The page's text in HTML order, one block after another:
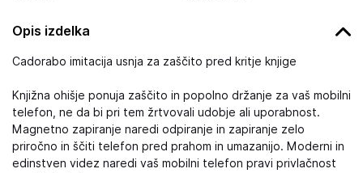
Opis izdelka
Cadorabo imitacija usnja za zaščito pred kritje knjige
Knjižna ohišje ponuja zaščito in popolno držanje za vaš mobilni
telefon, ne da bi pri tem žrtvovali udobje ali uporabnost.
Magnetno zapiranje naredi odpiranje in zapiranje zelo
priročno in ščiti telefon pred prahom in umazanijo. Moderni in
edinstven videz naredi vaš mobilni telefon pravi privlačnost